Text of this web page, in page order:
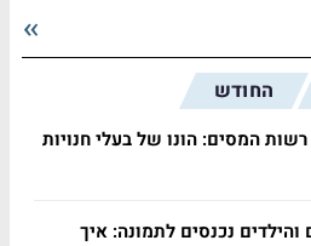
החודש
המסים: הונו של בעלי חנויות
נכנסים לתמונה: איך